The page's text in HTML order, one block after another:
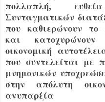
πολλαπλή,
Συνταγματικών
που καθιερώνουν το
και
οικονομική
που συντελείται με
μνημονικών
στην απόλυτη
ανυπαρξία